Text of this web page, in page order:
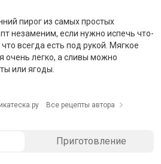
пирог из самых простых
незаменим, если нужно испечь что-
всегда есть под рукой. Мягкое
очень легко, а сливы можно
или ягоды.
Все рецепты автора
Приготовление